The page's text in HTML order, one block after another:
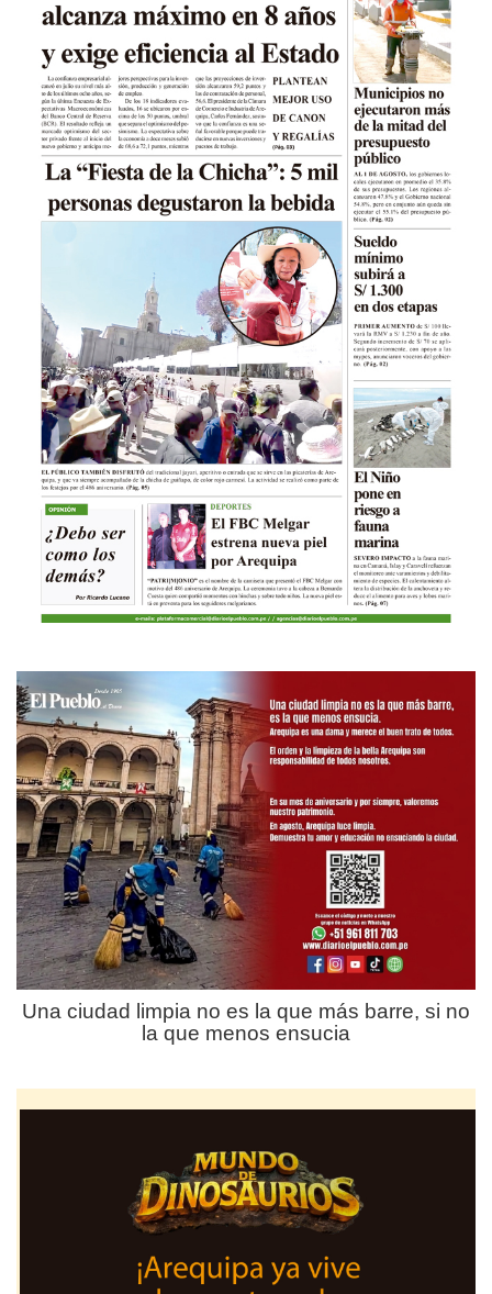
Una ciudad limpia no es la que más barre, si no
la que menos ensucia